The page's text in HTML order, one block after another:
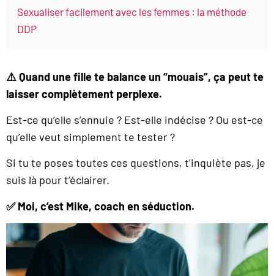
Sexualiser facilement avec les femmes : la méthode
DDP
⚠️ Quand une fille te balance un “mouais”, ça peut te
laisser complètement perplexe.
Est-ce qu’elle s’ennuie ? Est-elle indécise ? Ou est-ce
qu’elle veut simplement te tester ?
Si tu te poses toutes ces questions, t’inquiète pas, je
suis là pour t’éclairer.
✅ Moi, c’est Mike, coach en séduction.